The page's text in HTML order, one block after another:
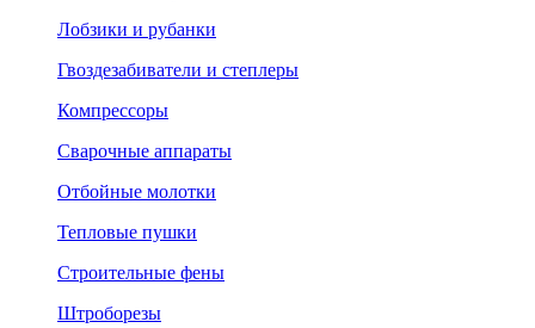
Лобзики и рубанки
Гвоздезабиватели и степлеры
Компрессоры
Сварочные аппараты
Отбойные молотки
Тепловые пушки
Строительные фены
Штроборезы